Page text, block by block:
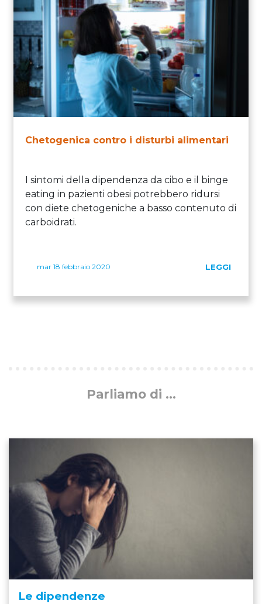
Chetogenica contro i disturbi alimentari
I sintomi della dipendenza da cibo e il binge
eating in pazienti obesi potrebbero ridursi
con diete chetogeniche a basso contenuto di
carboidrati.
mar 18 febbraio 2020 LEGGI
Parliamo di …
Le dipendenze